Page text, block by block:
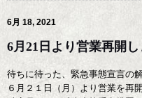
6月 18, 2021
6月21日より営業再開
待ちに待った、緊急事態宣言の
６月２１日（月）より営業を再